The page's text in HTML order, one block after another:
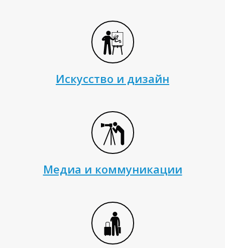
М
Искусство и дизайн
Медиа и коммуникации